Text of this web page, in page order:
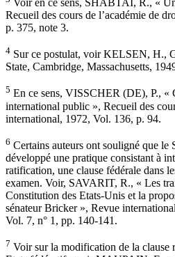
Voir en ce sens, SHABTAI, R., «
Recueil des cours de l’académie de
p. 375, note 3.
4 Sur ce postulat, voir KELSEN, H.,
State, Cambridge, Massachusetts,
5 En ce sens, VISSCHER (DE), P., «
international public », Recueil des
international, 1972, Vol. 136, p. 94.
6 Certains auteurs ont souligné que le
développé une pratique consistant à
ratification, une clause fédérale dans
examen. Voir, SAVARIT, R., « Les
Constitution des Etats-Unis et la
sénateur Bricker », Revue
Vol. 7, n° 1, pp. 140-141.
7 Voir sur la modification de la clause